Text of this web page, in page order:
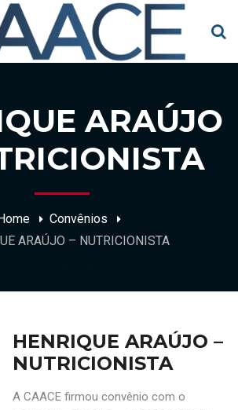
ARAÚJO
Convênios
ARAÚJO – NUTRICIONISTA
HENRIQUE ARAÚJO –
NUTRICIONISTA
A CAACE firmou convênio com o